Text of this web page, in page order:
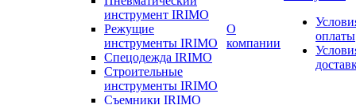
инструмент IRIMO
Режущие
инструменты IRIMO
Спецодежда IRIMO
Строительные
инструменты IRIMO
Съемники IRIMO
О
компании
оплаты